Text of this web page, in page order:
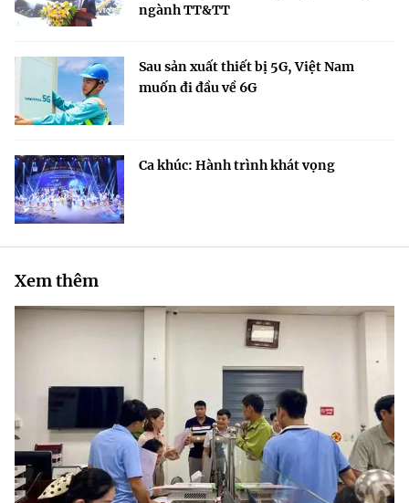
ngành TT&TT
Sau sản xuất thiết bị 5G, Việt Nam
muốn đi đầu về 6G
Ca khúc: Hành trình khát vọng
Xem thêm